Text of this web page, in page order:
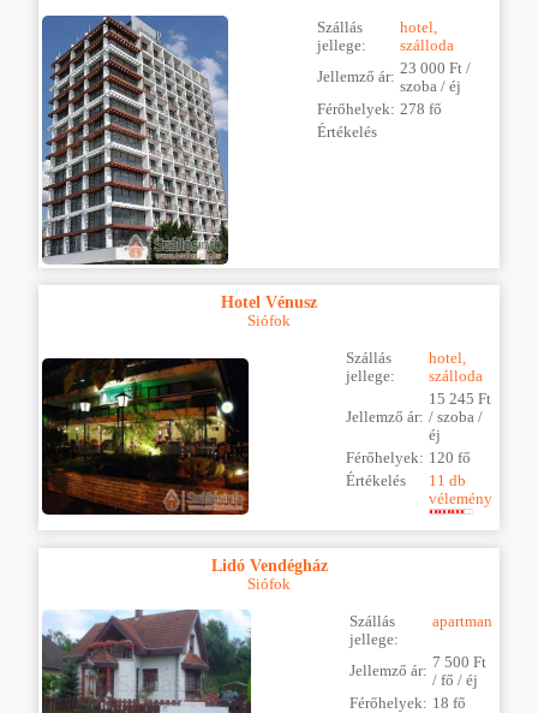
Szállás
jellege:
hotel,
szálloda
Jellemző ár: 23 000 Ft /
szoba / éj
Férőhelyek: 278 fő
Értékelés
Hotel Vénusz
Siófok
Szállás
jellege:
hotel,
szálloda
Jellemző ár:
15 245 Ft
/ szoba /
éj
Férőhelyek: 120 fő
Értékelés
11 db
vélemény
Lidó Vendégház
Siófok
Szállás
jellege:
apartman
Jellemző ár: 7 500 Ft
/ fő / éj
Férőhelyek: 18 fő